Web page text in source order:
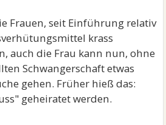
Frauen, seit Einführung relativ
krass
auch die Frau kann nun, ohne
Schwangerschaft etwas
gehen. Früher hieß das:
geheiratet werden.